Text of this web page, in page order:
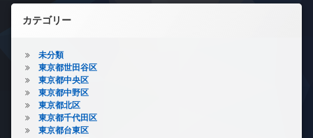
カテゴリー
未分類
東京都世田谷区
東京都中央区
東京都中野区
東京都北区
東京都千代田区
東京都台東区